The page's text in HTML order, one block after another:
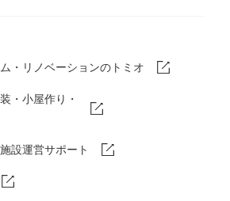
・リノベーションのトミオ
・小屋作り・
設運営サポート